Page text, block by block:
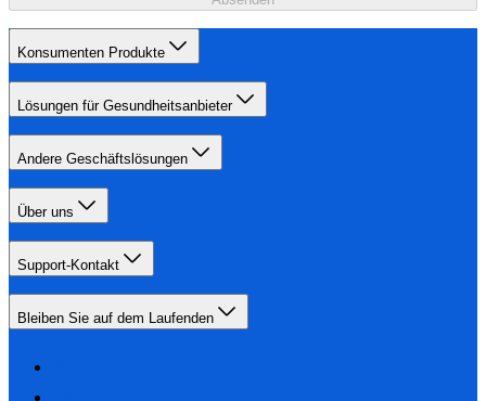
Konsumenten Produkte
Lösungen für Gesundheitsanbieter
Andere Geschäftslösungen
Über uns
Support-Kontakt
Bleiben Sie auf dem Laufenden